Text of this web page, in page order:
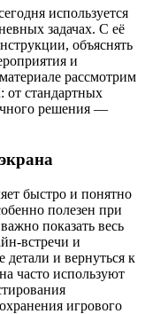
используется
задачах. С её
объяснять
и
рассмотрим
от стандартных
решения —
быстро и понятно
полезен при
показать весь
встречи и
и вернуться к
часто используют
игрового